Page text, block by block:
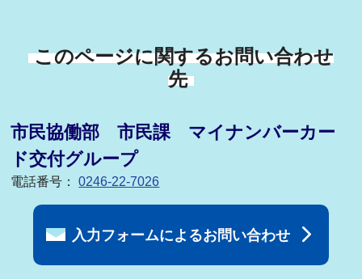
このページに関するお問い合わせ
先
市民協働部 市民課 マイナンバーカー
ド交付グループ
電話番号：0246-22-7026
入力フォームによるお問い合わせ